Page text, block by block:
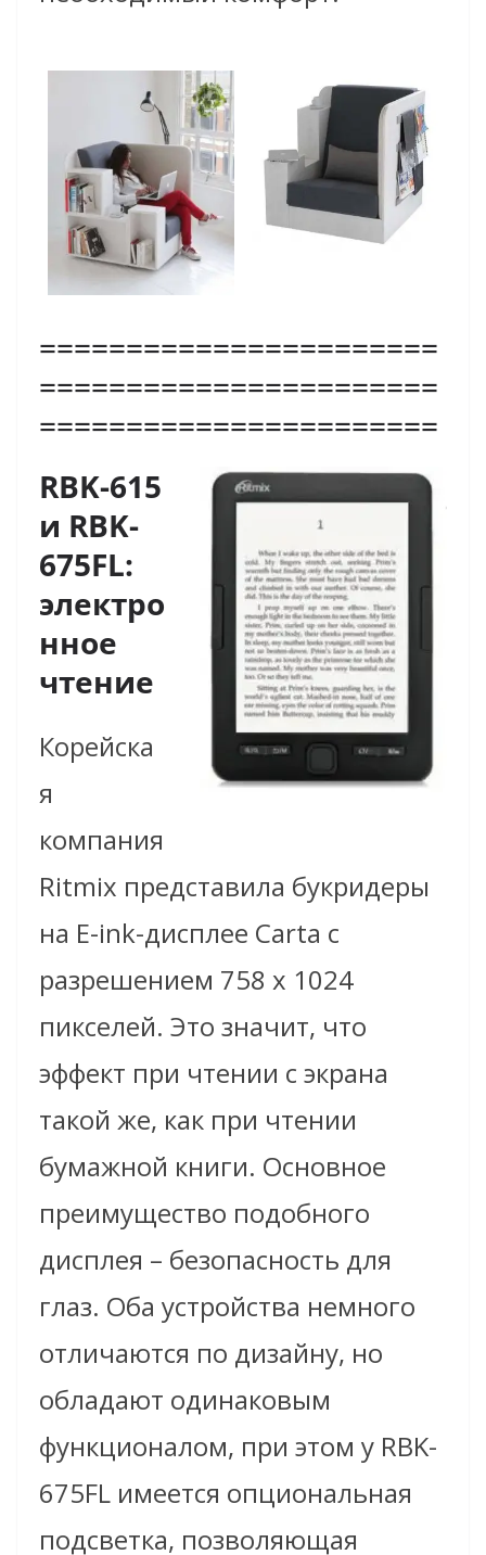
=======================
=======================
=======================
RBK-615
и RBK-
675FL:
электро
нное
чтение
Корейска
я
компания
Ritmix представила букридеры
на E-ink-дисплее Carta с
разрешением 758 x 1024
пикселей. Это значит, что
эффект при чтении с экрана
такой же, как при чтении
бумажной книги. Основное
преимущество подобного
дисплея – безопасность для
глаз. Оба устройства немного
отличаются по дизайну, но
обладают одинаковым
функционалом, при этом у RBK-
675FL имеется опциональная
подсветка, позволяющая